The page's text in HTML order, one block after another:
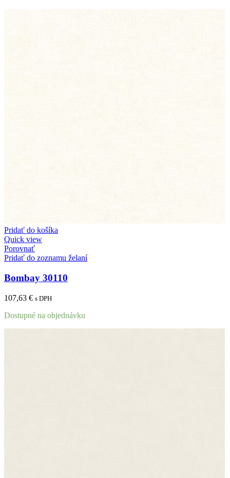
Pridať do košíka
Quick view
Porovnať
Pridať do zoznamu želaní
Bombay 30110
107,63 € s DPH
Dostupné na objednávku